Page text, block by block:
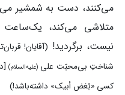
می‌کنند، دست به شمشیر
متلاشی می‌کند،
نیست، برگردید! (آقایان!
شناختِ بی‌محبّت علی (علیه‌السلام)
کسی «بُغض أبیک» داشته‌باشد!)